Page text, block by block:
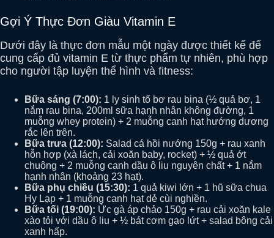
Gợi Ý Thực Đơn Giàu Vitamin E
Dưới đây là thực đơn mẫu một ngày được thiết kế để
cung cấp đủ vitamin E từ thực phẩm tự nhiên, phù hợp
cho người tập luyện thể hình và fitness:
Bữa sáng (7:00): 1 ly sinh tố bơ rau bina (½ quả bơ, 1
nắm rau bina, 200ml sữa hạnh nhân không đường, 1
muỗng whey protein) + 2 muỗng canh hạt hướng dương
rắc lên trên.
Bữa trưa (12:00): Salad cá hồi nướng 150g + rau xanh
hỗn hợp (xà lách, cải xoăn baby, rocket) + ½ quả ớt
chuông + 2 muỗng canh dầu ô liu nguyên chất + 1 nắm
hạnh nhân (khoảng 23 hạt).
Bữa phụ chiều (15:30): 1 quả kiwi lớn + 1 hũ sữa chua
Hy Lạp + 1 muỗng canh hạt dẻ cùi nghiền.
Bữa tối (19:00): Ức gà áp chảo 150g + rau cải xoăn kale
xào tỏi với dầu ô liu + ½ bát cơm gạo lứt + salad bông cải
xanh hấp.